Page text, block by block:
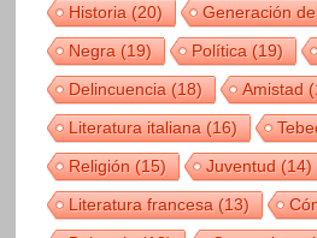
Historia(20) Generación
Negra(19) Política(19)
Delincuencia(18) Amistad
Literatura italiana(16)
Religión(15) Juventud(14)
Literatura francesa(13)